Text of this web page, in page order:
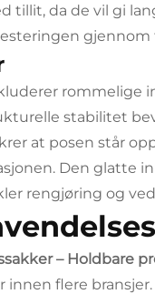
tillit, da de vil gi
rommelige
stabilitet
at posen står
Den glatte
rengjøring og
– Holdbare
innen flere